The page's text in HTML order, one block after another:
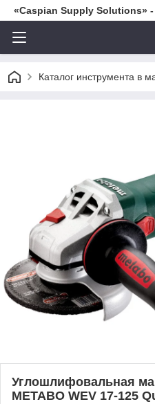
«Caspian Supply Solutions» -
Каталог инструмента в
Углошлифовальная
METABO WEV 17-125